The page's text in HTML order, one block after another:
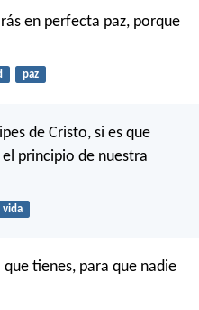
en perfecta paz, porque
paz
de Cristo, si es que
principio de nuestra
vida
tienes, para que nadie